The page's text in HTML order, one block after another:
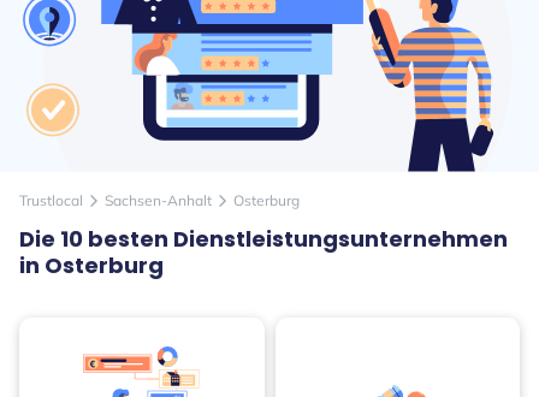
Trustlocal arrow_forward_ios Sachsen-Anhalt arrow_forward_ios Osterburg
Die 10 besten Dienstleistungsunternehmen
in Osterburg